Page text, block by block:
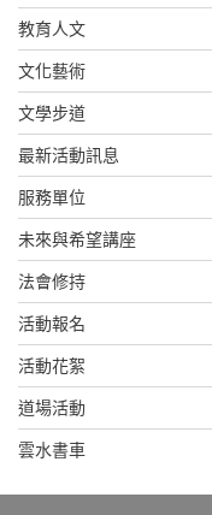
教育人文
文化藝術
文學步道
最新活動訊息
服務單位
未來與希望講座
法會修持
活動報名
活動花絮
道場活動
雲水書車